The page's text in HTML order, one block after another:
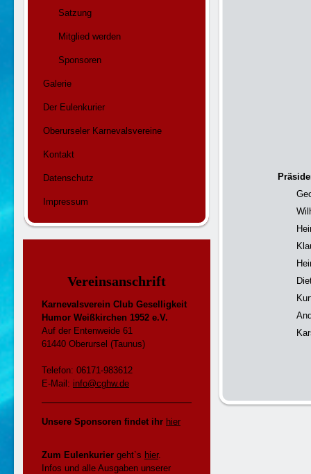
Satzung
Mitglied werden
Sponsoren
Galerie
Der Eulenkurier
Oberurseler Karnevalsvereine
Kontakt
Datenschutz
Impressum
Vereinsanschrift
Karnevalsverein Club Geselligkeit
Humor Weißkirchen 1952 e.V.
Auf der Entenweide 61
61440 Oberursel (Taunus)
Telefon: 06171-983612
E-Mail: info@cghw.de
Unsere Sponsoren findet ihr hier
Zum Eulenkurier geht`s hier.
Infos und alle Ausgaben unserer